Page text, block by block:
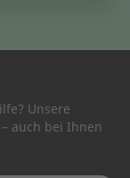
Unsere
auch bei Ihnen